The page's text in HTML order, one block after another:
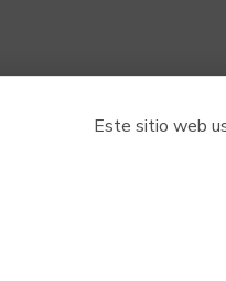
Este sitio web